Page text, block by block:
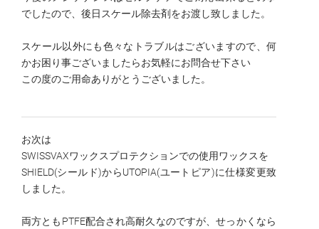
でしたので、後日スケール除去剤をお渡し致しました。
スケール以外にも色々なトラブルはございますので、 何
かお困り事ございましたらお気軽にお問合せ下さい
​この度のご用命ありがとうございました。
お次は
SWISSVAXワックスプロテクションでの使用ワックスを
SHIELD(シールド)からUTOPIA(ユートピア)に仕様変更致
しました。
両方ともPTFE配合され高耐久なのですが、せっかくなら